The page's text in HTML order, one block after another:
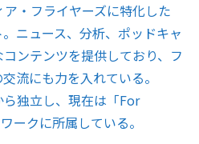
・フライヤーズに特化した
ニュース、分析、ポッドキャ
ンテンツを提供しており、フ
流にも力を入れている。
独立し、現在は「For
ークに所属している。